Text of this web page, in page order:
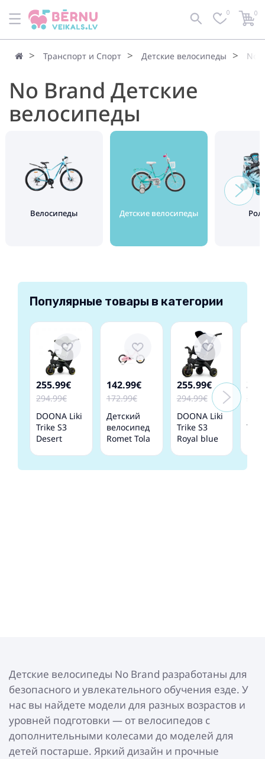
0 0
Транспорт и Спорт Детские велосипеды No
No Brand Детские
велосипеды
Велосипеды Детские велосипеды
Популярные товары в категории
255.99€
294.99€
DOONA Liki
Trike S3
Desert
трехколесный
142.99€
172.99€
Детский
велосипед
Romet Tola
255.99€
294.99€
DOONA Liki
Trike S3
Royal blue
велосипед
Детские велосипеды No Brand разработаны для
безопасного и увлекательного обучения езде. У
нас вы найдете модели для разных возрастов и
уровней подготовки — от велосипедов с
дополнительными колесами до моделей для
детей постарше. Яркий дизайн и прочные